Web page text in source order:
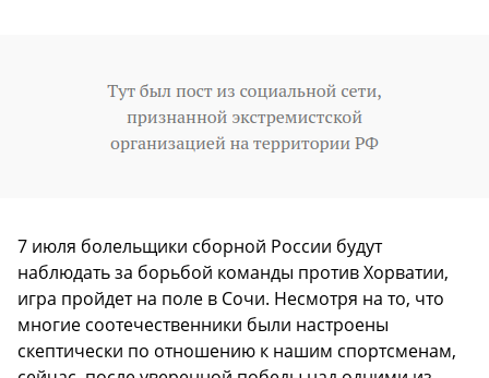
7 июля болельщики сборной России будут
наблюдать за борьбой команды против Хорватии,
игра пройдет на поле в Сочи. Несмотря на то, что
многие соотечественники были настроены
скептически по отношению к нашим спортсменам,